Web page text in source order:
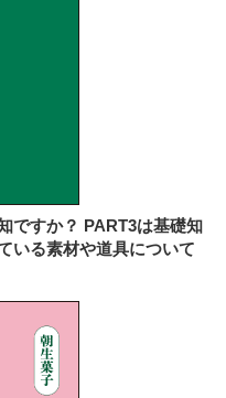
ですか？ PART3は基礎知
いる素材や道具について